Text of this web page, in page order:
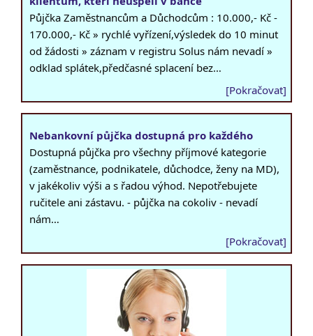
Půjčka Zaměstnancům a Důchodcům : 10.000,- Kč -
170.000,- Kč » rychlé vyřízení,výsledek do 10 minut
od žádosti » záznam v registru Solus nám nevadí »
odklad splátek,předčasné splacení bez…
[Pokračovat]
Nebankovní půjčka dostupná pro každého
Dostupná půjčka pro všechny příjmové kategorie
(zaměstnance, podnikatele, důchodce, ženy na MD),
v jakékoliv výši a s řadou výhod. Nepotřebujete
ručitele ani zástavu. - půjčka na cokoliv - nevadí
nám…
[Pokračovat]